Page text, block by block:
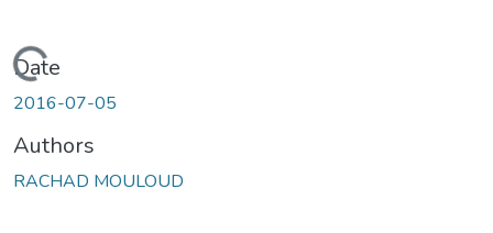
Loading...
Date
2016-07-05
Authors
RACHAD MOULOUD